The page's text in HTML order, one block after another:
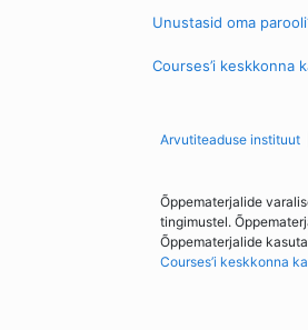
Unustasid oma
Courses’i keskkonna
Arvutiteaduse instituut
Õppematerjalide
tingimustel.
Õppematerjalide
Courses’i keskkonna